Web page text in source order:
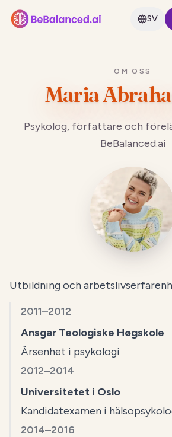
SV
OM OSS
Maria
Psykolog, författare och
BeBalanced.ai
Utbildning och
2011–2012
Ansgar Teologiske Høgskole
Årsenhet i psykologi
2012–2014
Universitetet i Oslo
Kandidatexamen i
2014–2016